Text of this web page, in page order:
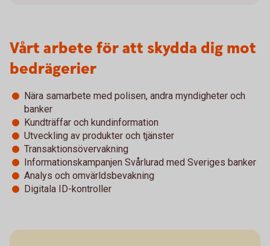
Vårt arbete för att skydda dig mot
bedrägerier
Nära samarbete med polisen, andra myndigheter och
banker
Kundträffar och kundinformation
Utveckling av produkter och tjänster
Transaktionsövervakning
Informationskampanjen Svårlurad med Sveriges banker
Analys och omvärldsbevakning
Digitala ID-kontroller